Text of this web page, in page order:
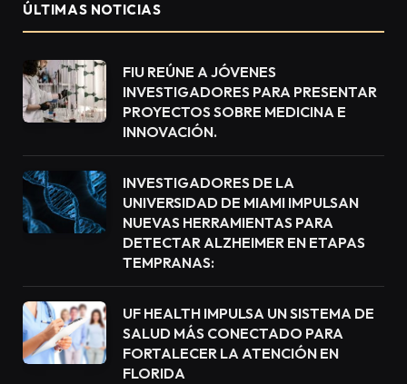
ÚLTIMAS NOTICIAS
FIU REÚNE A JÓVENES
INVESTIGADORES PARA PRESENTAR
PROYECTOS SOBRE MEDICINA E
INNOVACIÓN.
INVESTIGADORES DE LA
UNIVERSIDAD DE MIAMI IMPULSAN
NUEVAS HERRAMIENTAS PARA
DETECTAR ALZHEIMER EN ETAPAS
TEMPRANAS:
UF HEALTH IMPULSA UN SISTEMA DE
SALUD MÁS CONECTADO PARA
FORTALECER LA ATENCIÓN EN
FLORIDA